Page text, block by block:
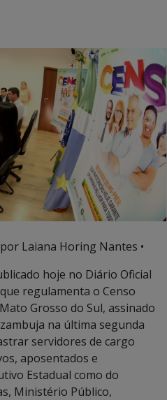
por Laiana Horing Nantes •
hoje no Diário Oficial
regulamenta o Censo
Grosso do Sul, assinado
na última segunda
servidores de cargo
aposentados e
Estadual como do
Ministério Público,